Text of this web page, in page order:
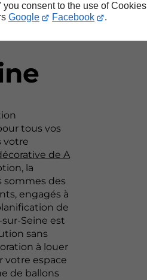
you consent to the use of Cookies
Google Facebook .
tous vos
votre
de A
la
sommes des
engagés à
de
Seine est
sans
à louer
votre espace
de ballons